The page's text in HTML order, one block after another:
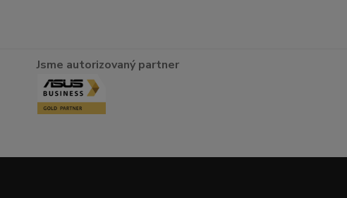
Jsme autorizovaný partner